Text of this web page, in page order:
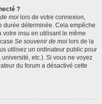
?
moi lors de votre connexion,
durée déterminée. Cela empêche
votre insu en utilisant le même
Se souvenir de moi lors de la
utilisez un ordinateur public pour
etc.). Si vous ne voyez
du forum a désactivé cette